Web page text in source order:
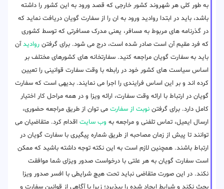
به طور کلی هر شهروند کشور خارجی که قصد ورود به این کشور را داشته
باشد، باید در ابتدا روادید ورود به ان را از سفارت گویان دریافت نماید که
در گذرنامه های مربوط به مسافر، یعنی مدرک مسافرتی که توسط کشوری
که فرد مقیم آن است صادر شده است، درج می شود. برای گرفتن روادیدآن
باید به سفارت گویان مراجعه کنید. سفارتخانه های کشورهای مختلف بر
اساس سیاست های کشور خود در رابطه با وقت سفارت قوانینی را تعیین
کرده اند و بر این اساس فرایندی را اجرا می نمایند. بدیهی است که سفارت
گویان در ارتباط با ارائه وقت سفارت، ارائه ویزا و در همه مراحل کار اختیار
کامل دارد. برای گرفتن نوبت از سفارت می توان از طریق مراجعه حضوری،
ارسال ایمیل، تماس تلفنی و مراجعه به وب سایت اقدام کرد. متقاضیان می
توانند تا پیش از زمان مصاحبه از طریق شماره پیگیری با سفارت گویان در
ارتباط باشند. همچنین لازم است به این نکته توجه داشته باشید که ممکن
است سفارت گویان به هر علتی با درخواست صدور ویزای شما موافقت
نکند. در این صورت متقاضی نباید تحت هیچ شرایطی با افسر صدور ویزا
بحث نکند و شرایط ایجاد شده را بپذیرد؛ زیرا با آگاهی از قوانین سفارت و